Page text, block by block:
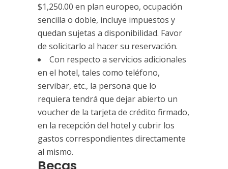
$1,250.00 en plan europeo, ocupación
sencilla o doble, incluye impuestos y
quedan sujetas a disponibilidad. Favor
de solicitarlo al hacer su reservación.
Con respecto a servicios adicionales
en el hotel, tales como teléfono,
servibar, etc., la persona que lo
requiera tendrá que dejar abierto un
voucher de la tarjeta de crédito firmado,
en la recepción del hotel y cubrir los
gastos correspondientes directamente
al mismo.